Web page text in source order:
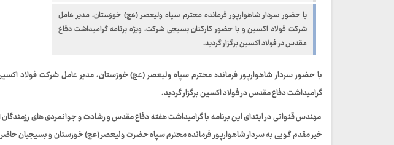
با حضور سردار شاهوارپور فرمانده محترم سپاه ولیعصر (عج) خوزستان، مدیر عامل
شرکت فولاد اکسین و با حضور کارکنان بسیجی شرکت، ویژه برنامه گرامیداشت دفاع
مقدس در فولاد اکسین برگزار گردید.
با حضور سردار شاهوارپور فرمانده محترم سپاه ولیعصر (عج) خوزستان، مدیر عامل شرکت فولاد
گرامیداشت دفاع مقدس در فولاد اکسین برگزار گردید.
مهندس قنواتی در ابتدای این برنامه با گرامیداشت هفته دفاع مقدس و رشادت و جوانمردی های
خیر مقدم گویی به سردار شاهوارپور فرمانده محترم سپاه حضرت ولیعصر (عج) خوزستان و بسیجیان